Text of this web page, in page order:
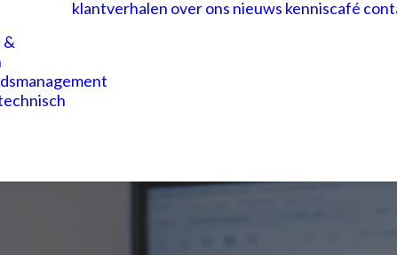
&
klantverhalen over ons nieuws kenniscafé